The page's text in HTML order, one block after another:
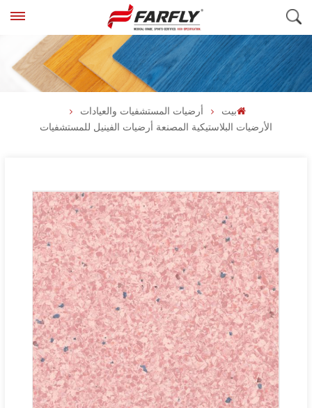
بيت
أرضيات المستشفيات والعيادات
الأرضيات البلاستيكية المصنعة أرضيات الفينيل للمستشفيات